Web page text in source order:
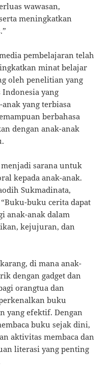
wawasan,
meningkatkan
pembelajaran telah
minat belajar
oleh penelitian yang
yang
yang terbiasa
berbahasa
dengan anak-anak
sarana untuk
kepada anak-anak.
Sukmadinata,
buku cerita dapat
anak-anak dalam
kejujuran, dan
di mana anak-
dengan gadget dan
orangtua dan
buku
yang efektif. Dengan
buku sejak dini,
aktivitas membaca dan
literasi yang penting